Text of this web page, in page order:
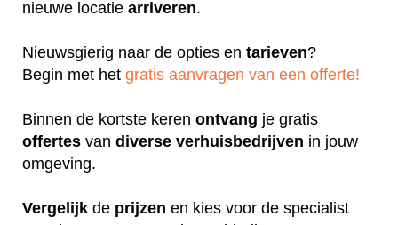
nieuwe locatie arriveren.
Nieuwsgierig naar de opties en tarieven?
Begin met het gratis aanvragen van een offerte!
Binnen de kortste keren ontvang je gratis
offertes van diverse verhuisbedrijven in jouw
omgeving.
Vergelijk de prijzen en kies voor de specialist